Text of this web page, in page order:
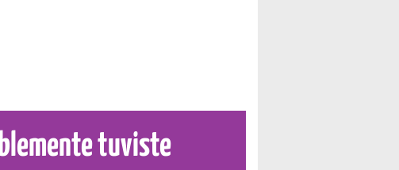
tuviste